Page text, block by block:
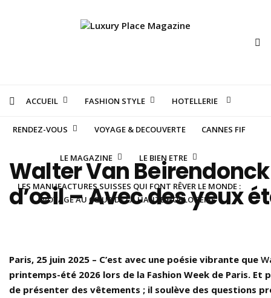
ACCUEIL FASHION STYLE HOTELLERIE
RENDEZ-VOUS VOYAGE & DECOUVERTE CANNES FIF
LE MAGAZINE LE BIEN ETRE
LES MANUFACTURES SUISSES QUI FONT RÊVER LE MONDE :
VOYAGE AU CŒUR DE LA HAUTE HORLOGERIE
Walter Van Beirendonck
d’œil – Avec des yeux
Paris, 25 juin 2025 – C’est avec une poésie vibrante que
printemps-été 2026 lors de la Fashion Week de Paris.
de présenter des vêtements ; il soulève des questions